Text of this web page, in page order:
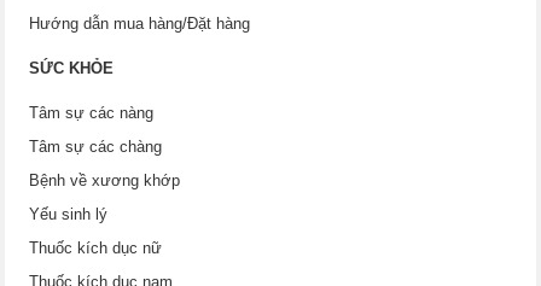
Hướng dẫn mua hàng/Đặt hàng
SỨC KHỎE
Tâm sự các nàng
Tâm sự các chàng
Bệnh về xương khớp
Yếu sinh lý
Thuốc kích dục nữ
Thuốc kích dục nam